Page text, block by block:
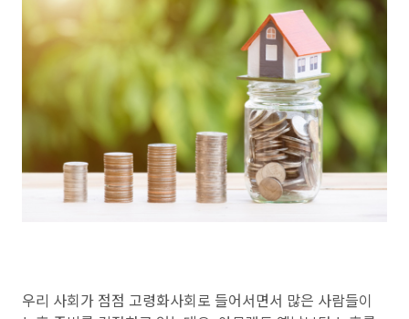
우리 사회가 점점 고령화사회로 들어서면서 많은 사람들이